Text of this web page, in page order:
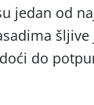
jedan od
do